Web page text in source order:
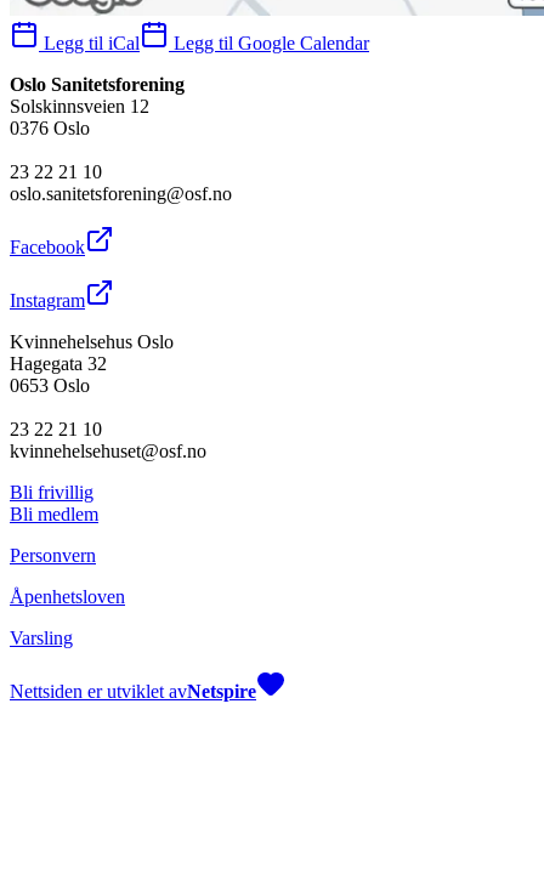
Legg til iCal
Legg til Google Calendar
Oslo Sanitetsforening
Solskinnsveien 12
0376 Oslo
23 22 21 10
oslo.sanitetsforening@osf.no
Facebook
Instagram
Kvinnehelsehus Oslo
Hagegata 32
0653 Oslo
23 22 21 10
kvinnehelsehuset@osf.no
Bli frivillig
Bli medlem
Personvern
Åpenhetsloven
Varsling
Nettsiden er utviklet avNetspire